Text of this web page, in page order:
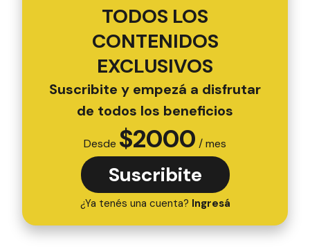
TODOS LOS
CONTENIDOS
EXCLUSIVOS
Suscribite y empezá a disfrutar
de todos los beneficios
Desde $2000 / mes
Suscribite
¿Ya tenés una cuenta? Ingresá